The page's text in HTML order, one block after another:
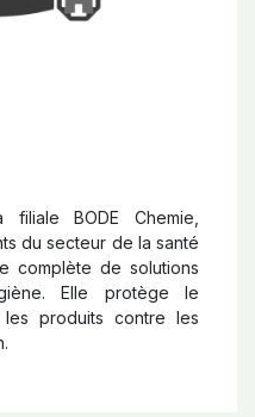
BODE Chemie,
du secteur de la santé
complète de solutions
Elle protège le
produits contre les